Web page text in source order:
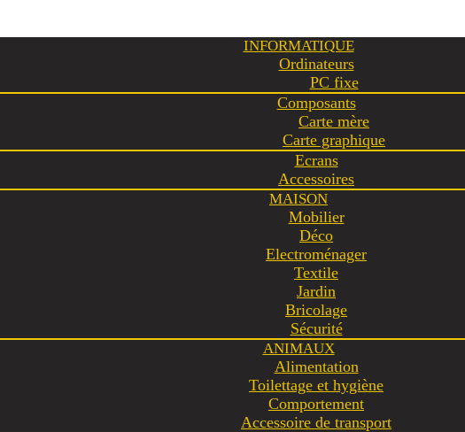
INFORMATIQUE
Ordinateurs
PC fixe
Composants
Carte mère
Carte graphique
Ecrans
Accessoires
MAISON
Mobilier
Déco
Electroménager
Textile
Jardin
Bricolage
Sécurité
ANIMAUX
Alimentation
Toilettage et hygiène
Comportement
Accessoire de transport